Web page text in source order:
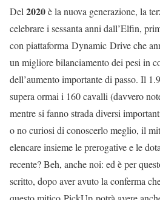
Del 2020è la nuova generazione, la
celebrare i sessanta anni dall’Elfin,
con piattaforma Dynamic Drive che
un migliore bilanciamento dei pesi in
dell’aumento importante di passo. Il
supera ormai i 160 cavalli (davvero
mentre si fanno strada diversi
o no curiosi di conoscerlo meglio, il
elencare insieme le prerogative e le
recente? Beh, anche noi: ed è per
scritto, dopo aver avuto la conferma